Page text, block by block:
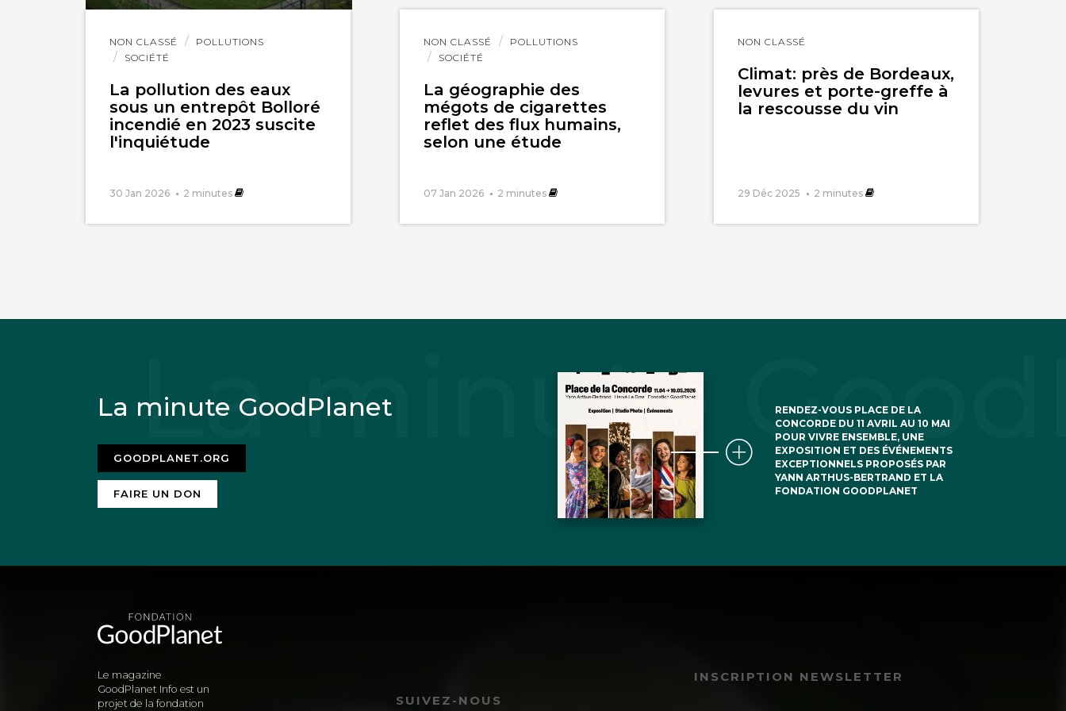
NON CLASSÉ
POLLUTIONS
SOCIÉTÉ
La pollution des eaux
sous un entrepôt Bolloré
incendié en 2023 suscite
l'inquiétude
30 Jan 2026 2 minutes
Lire
l'article
NON CLASSÉ
POLLUTIONS
SOCIÉTÉ
La géographie des
mégots de cigarettes
reflet des flux humains,
selon une étude
07 Jan 2026 2 minutes
Lire
l'article
NON CLASSÉ
Climat: près de Bordeaux,
levures et porte-greffe à
la rescousse du vin
29 Déc 2025 2 minutes
Lire
La minute GoodPlanet
GOODPLANET.ORG
FAIRE UN DON
RENDEZ-VOUS PLACE DE LA
CONCORDE DU 11 AVRIL AU 10 MAI
POUR VIVRE ENSEMBLE, UNE
EXPOSITION ET DES ÉVÉNEMENTS
EXCEPTIONNELS PROPOSÉS PAR
YANN ARTHUS-BERTRAND ET LA
FONDATION GOODPLANET
Le magazine
GoodPlanet Info est un
projet de la fondation
SUIVEZ-NOUS
INSCRIPTION NEWSLETTER